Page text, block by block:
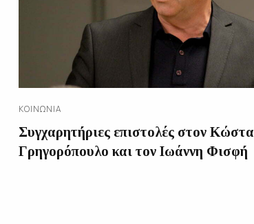
ΚΟΙΝΩΝΊΑ
Συγχαρητήριες επιστολές στον Κώστα
Γρηγορόπουλο και τον Ιωάννη Φισφή